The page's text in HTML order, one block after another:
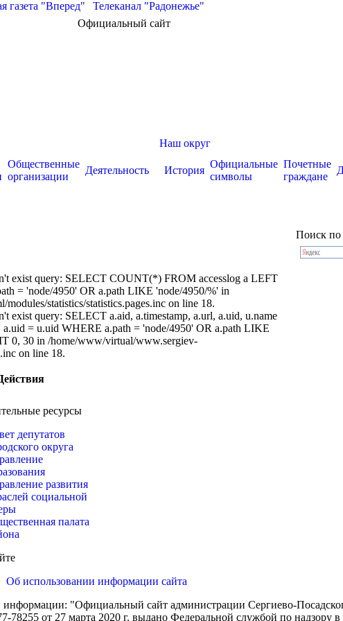
газета "Вперед"
Телеканал "Радонежье"
Официальный сайт
Общественные
организации
Деятельность
Наш округ
История
Официальные
символы
Почетные
граждане
exist query: SELECT COUNT(*) FROM accesslog a LEFT
= 'node/4950' OR a.path LIKE 'node/4950/%' in
statistics/statistics.pages.inc on line 18.
exist query: SELECT a.aid, a.timestamp, a.url, a.uid, u.name
= u.uid WHERE a.path = 'node/4950' OR a.path LIKE
0, 30 in /home/www/virtual/www.sergiev-
on line 18.
Поиск по
ресурсы
депутатов
округа
развития
социальной
палата
Об использовании информации сайта
"Официальный сайт администрации Сергиево-
от 27 марта 2020 г. выдано Федеральной службой по надзору в